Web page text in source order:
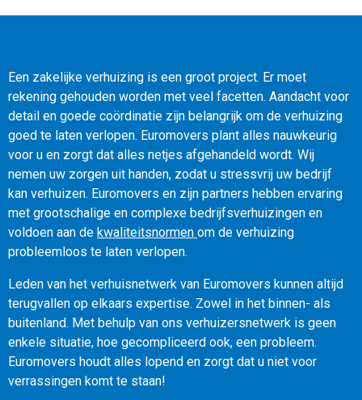
Opslag
Contact
Een zakelijke verhuizing is een groot project. Er moet
rekening gehouden worden met veel facetten. Aandacht voor
detail en goede coördinatie zijn belangrijk om de verhuizing
goed te laten verlopen. Euromovers plant alles nauwkeurig
voor u en zorgt dat alles netjes afgehandeld wordt. Wij
nemen uw zorgen uit handen, zodat u stressvrij uw bedrijf
kan verhuizen. Euromovers en zijn partners hebben ervaring
met grootschalige en complexe bedrijfsverhuizingen en
voldoen aan de kwaliteitsnormen om de verhuizing
probleemloos te laten verlopen.
Leden van het verhuisnetwerk van Euromovers kunnen altijd
terugvallen op elkaars expertise. Zowel in het binnen- als
buitenland. Met behulp van ons verhuizersnetwerk is geen
enkele situatie, hoe gecompliceerd ook, een probleem.
Euromovers houdt alles lopend en zorgt dat u niet voor
verrassingen komt te staan!